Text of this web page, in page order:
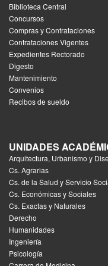
Biblioteca Central
Concursos
Compras y Contrataciones
Contrataciones Vigentes
Expedientes Rectorado
Digesto
Mantenimiento
Convenios
Recibos de sueldo
UNIDADES
Arquitectura, Urbanismo y
Cs. Agrarias
Cs. de la Salud y Servicio
Cs. Económicas y Sociales
Cs. Exactas y Naturales
Derecho
Humanidades
Ingeniería
Psicología